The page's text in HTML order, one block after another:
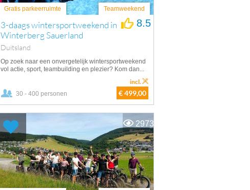
Gratis parkeerruimte Teamweekend
3-daags wintersportweekend in
Winterberg Sauerland
Duitsland
8.5
Op zoek naar een onvergetelijk wintersportweekend
vol actie, sport, teambuilding en plezier? Kom dan...
30 - 400 personen € 499,00
incl.
2973